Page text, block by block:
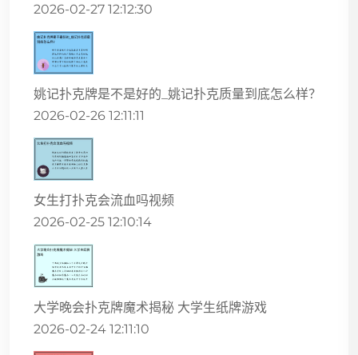
2026-02-27 12:12:30
姚记扑克牌是不是好的_姚记扑克质量到底怎么样？
2026-02-26 12:11:11
女生打扑克会流血吗视频
2026-02-25 12:10:14
大学晚会扑克牌魔术揭秘 大学生纸牌游戏
2026-02-24 12:11:10